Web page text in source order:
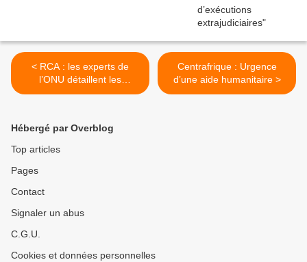
< RCA : les experts de
l’ONU détaillent les
recrutements parallèles
Centrafrique : Urgence
d’une aide humanitaire >
Hébergé par Overblog
Top articles
Pages
Contact
Signaler un abus
C.G.U.
Cookies et données personnelles